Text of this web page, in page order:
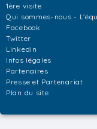
1ère visite
Qui sommes-nous -
Facebook
Twitter
Linkedin
Infos légales
Partenaires
Presse et Partenariat
Plan du site